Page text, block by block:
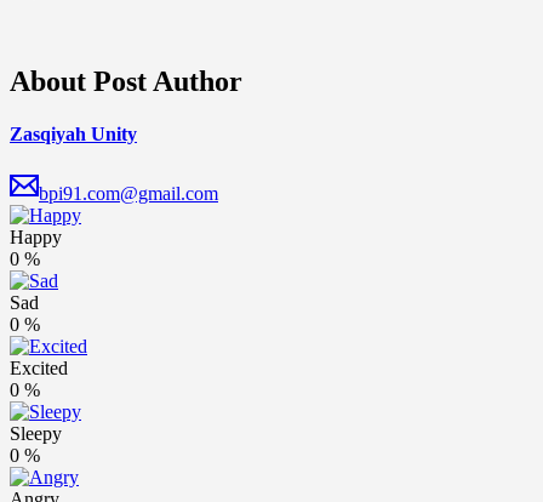
About Post Author
Zasqiyah Unity
bpi91.com@gmail.com
Happy
0 %
Sad
0 %
Excited
0 %
Sleepy
0 %